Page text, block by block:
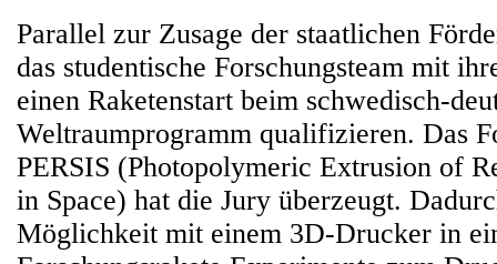
Parallel zur Zusage der staatlichen
das studentische Forschungsteam mit
einen Raketenstart beim schwedisch-
Weltraumprogramm qualifizieren. Das
PERSIS (Photopolymeric Extrusion of
in Space) hat die Jury überzeugt.
Möglichkeit mit einem 3D-Drucker in